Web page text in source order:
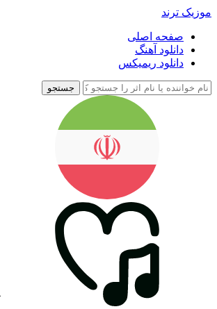
موزیک ترند
صفحه اصلی
دانلود آهنگ
دانلود ریمیکس
جستجو